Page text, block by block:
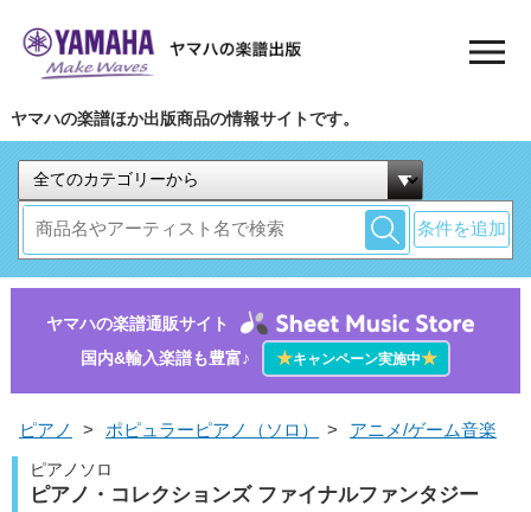
ヤマハの楽譜ほか出版商品の情報サイトです。
条件を追加
ヤマハの楽譜通販サイト
国内&輸入楽譜も豊富♪
★キャンペーン実施中★
ピアノ > ポピュラーピアノ（ソロ） > アニメ/ゲーム音楽
ピアノソロ
ピアノ・コレクションズ ファイナルファンタジー